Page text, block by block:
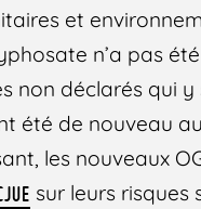
et
n’a pas
non déclarés qui
été de nouveau
les nouveaux
sur leurs risques